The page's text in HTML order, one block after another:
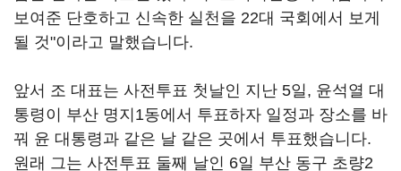
보여준 단호하고 신속한 실천을 22대 국회에서 보게
될 것"이라고 말했습니다.
앞서 조 대표는 사전투표 첫날인 지난 5일, 윤석열 대
통령이 부산 명지1동에서 투표하자 일정과 장소를 바
꿔 윤 대통령과 같은 날 같은 곳에서 투표했습니다.
원래 그는 사전투표 둘째 날인 6일 부산 동구 초량2